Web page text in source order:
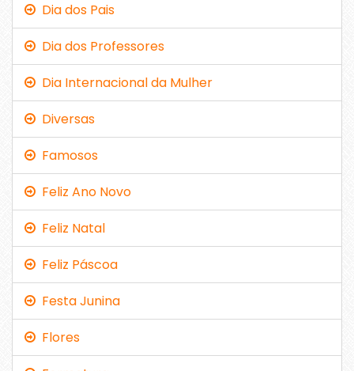
Dia dos Pais
Dia dos Professores
Dia Internacional da Mulher
Diversas
Famosos
Feliz Ano Novo
Feliz Natal
Feliz Páscoa
Festa Junina
Flores